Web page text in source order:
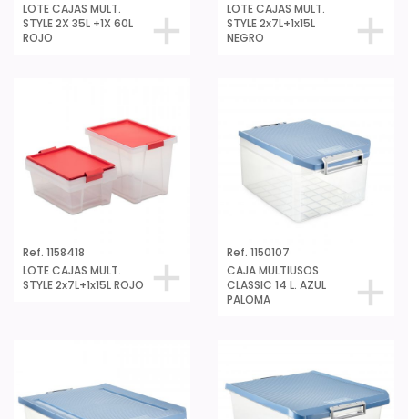
LOTE CAJAS MULT.
STYLE 2X 35L +1X 60L
ROJO
LOTE CAJAS MULT.
STYLE 2x7L+1x15L
NEGRO
Ref. 1158418
LOTE CAJAS MULT.
STYLE 2x7L+1x15L ROJO
Ref. 1150107
CAJA MULTIUSOS
CLASSIC 14 L. AZUL
PALOMA